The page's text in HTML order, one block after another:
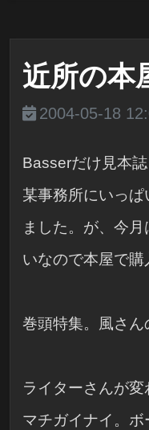
近所の本
2004-05-18
Basserだけ見本
某事務所にいっ
ました。が、今
いなので本屋で購
巻頭特集。風さん
ライターさんが変
マチガイナイ。